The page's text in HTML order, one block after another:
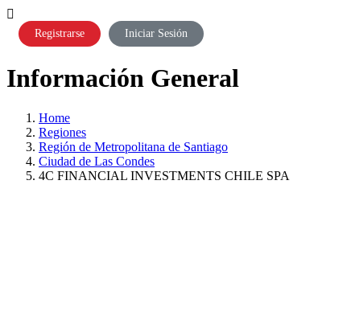
Registrarse Iniciar Sesión
Información General
Home
Regiones
Región de Metropolitana de Santiago
Ciudad de Las Condes
4C FINANCIAL INVESTMENTS CHILE SPA